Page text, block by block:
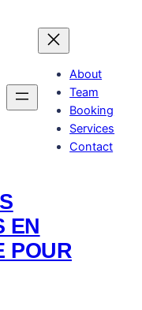
About
Team
Booking
Services
Contact
EN
POUR